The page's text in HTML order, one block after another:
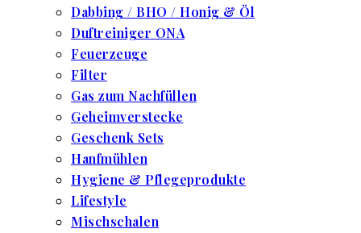
Dabbing / BHO / Honig & Öl
Duftreiniger ONA
Feuerzeuge
Filter
Gas zum Nachfüllen
Geheimverstecke
Geschenk Sets
Hanfmühlen
Hygiene & Pflegeprodukte
Lifestyle
Mischschalen